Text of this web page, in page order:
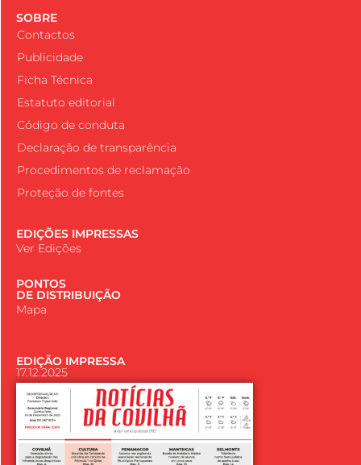
SOBRE
Contactos
Publicidade
Ficha Técnica
Estatuto editorial
Código de conduta
Declaração de transparência
Procedimentos de reclamação
Proteção de fontes
EDIÇÕES IMPRESSAS
Ver Edições
PONTOS
DE DISTRIBUIÇÃO
Mapa
EDIÇÃO IMPRESSA
17.12.2025